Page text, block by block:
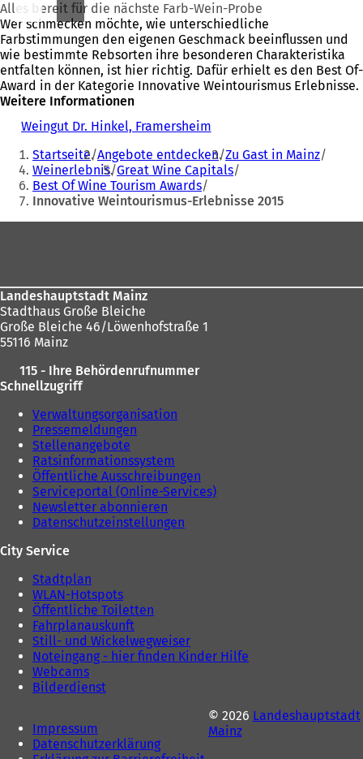
Alles bereit für die nächste Farb-Wein-Probe
Wer schmecken möchte, wie unterschiedliche
Farbstimmungen den eigenen Geschmack beeinflussen und
wie bestimmte Rebsorten ihre besonderen Charakteristika
entfalten können, ist hier richtig. Dafür erhielt es den Best Of-
Award in der Kategorie Innovative Weintourismus Erlebnisse.
Weitere Informationen
Weingut Dr. Hinkel, Framersheim
f
f
e
t
Sie
befinden
sich
hier:
Startseite Angebote entdecken Zu Gast in Mainz
Weinerlebnis Great Wine Capitals
Best Of Wine Tourism Awards
Innovative Weintourismus-Erlebnisse 2015
Landeshauptstadt Mainz
Stadthaus Große Bleiche
Große Bleiche 46/Löwenhofstraße 1
55116 Mainz
115 - Ihre Behördenrufnummer
Schnellzugriff
Verwaltungsorganisation
Pressemeldungen
Stellenangebote
Ratsinformationssystem
Öffentliche Ausschreibungen
Serviceportal (Online-Services)
Newsletter abonnieren
Datenschutzeinstellungen
City Service
Stadtplan
WLAN-Hotspots
Öffentliche Toiletten
Fahrplanauskunft
Still- und Wickelwegweiser
Noteingang - hier finden Kinder Hilfe
Webcams
Bilderdienst
Impressum
Datenschutzerklärung
© 2026 Landeshauptstadt
Mainz